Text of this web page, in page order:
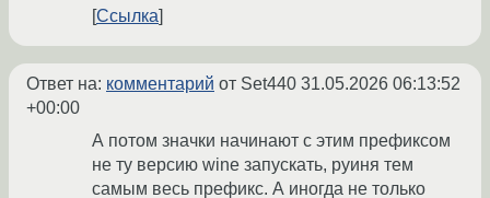
Ссылка
Ответ на: комментарий от Set440 31.05.2026 06:13:52
+00:00
А потом значки начинают с этим префиксом
не ту версию wine запускать, руиня тем
самым весь префикс. А иногда не только